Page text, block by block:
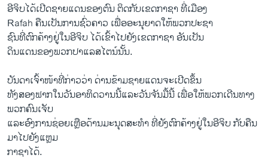
ສຽງ
ລາຍການກະຈາຍສຽງ
ລາຍງານ
ຕິດຕາມພວກເຮົາ ທີ່
ພາສາຕ່າງໆ
ອີ​ຈິບໄດ້ເປີດ​ຊາຍ​ແດນ​ຂອງ​ຕົນ ​ຕິດ​ກັບ​ເຂດ​ກາຊາ​ ທີ່​ເມືອງ
Rafah ຄືນເປັນ​ການ​ຊົ່ວຄາວ ​ເພື່ອອະນຸຍາດ​ໃຫ້​ພວກ​ປະຊາ
ຊົນ​ທີ່​ຕົກຄ້າງຢູ່​ໃນ​ອີ​ຈິບ ​ໄດ້​ເຂົ້າ​ໄປ​ຍັງ​ເຂດ​ກາຊາ ອັນ​ເປັນ
​ດິນ​ແດນ​ຂອງ​ພວກ​ປາ​ແລ​ສ​ໄຕ​ນ໌ນັ້ນ.
ບັນດາ​ເຈົ້າ​ໜ້າ​ທີ່​ກ່າວ​ວ່າ ດ່ານຂ້າມ​ຊາຍ​ແດນ​ຈະ​ເປີດ​ຂຶ້ນ
ທັງ​ສອງຟາກໃນ​ວັນ​ອາທິດ​ວານ​ນີ້​ແລະ​ວັນ​ຈັນ​ມື້​ນີ້ ​ເພື່ອ​ໃຫ້​ພວກ​ເດີນທາງ​
ພວກ​ຄົນ​ເຈັບ
ແລະ​ອົງການ​ຊ່ອຍ​ເຫຼືອ​ດ້ານ​ມະນຸດສະທຳ ທີ່​ຍັງ​ຕົກ​ຄ້າງ​ຢູ່​ໃນ​ອີ​ຈິບ ກັບຄືນ​
ມາ​ໄປ​ຍັງແຫຼມ​
ກາຊາ​ໄດ້.